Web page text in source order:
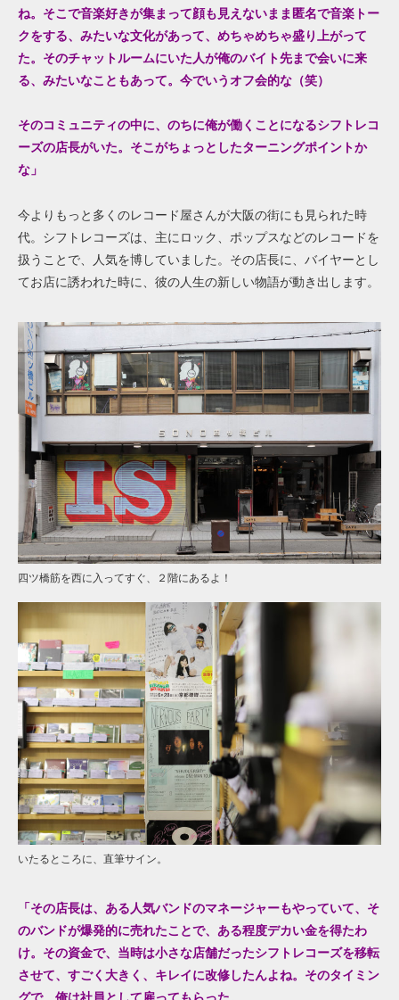
ね。そこで音楽好きが集まって顔も見えないまま匿名で音楽トー
クをする、みたいな文化があって、めちゃめちゃ盛り上がって
た。そのチャットルームにいた人が俺のバイト先まで会いに来
る、みたいなこともあって。今でいうオフ会的な（笑）
そのコミュニティの中に、のちに俺が働くことになるシフトレコ
ーズの店長がいた。そこがちょっとしたターニングポイントか
な」
今よりもっと多くのレコード屋さんが大阪の街にも見られた時
代。シフトレコーズは、主にロック、ポップスなどのレコードを
扱うことで、人気を博していました。その店長に、バイヤーとし
てお店に誘われた時に、彼の人生の新しい物語が動き出します。
四ツ橋筋を西に入ってすぐ、２階にあるよ！
いたるところに、直筆サイン。
「その店長は、 ある人気バンドのマネージャーもやっていて、そ
のバンドが爆発的に売れたことで、ある程度デカい金を得たわ
け。 その資金で、当時は小さな店舗だったシフトレコーズを移転
させて、すごく 大きく、キレイに改修したんよね。 そのタイミン